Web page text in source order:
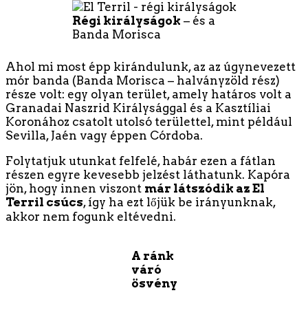
Régi királyságok – és a
Banda Morisca
Ahol mi most épp kirándulunk, az az úgynevezett
mór banda (Banda Morisca – halványzöld rész)
része volt: egy olyan terület, amely határos volt a
Granadai Naszrid Királysággal és a Kasztíliai
Koronához csatolt utolsó területtel, mint például
Sevilla, Jaén vagy éppen Córdoba.
Folytatjuk utunkat felfelé, habár ezen a fátlan
részen egyre kevesebb jelzést láthatunk. Kapóra
jön, hogy innen viszont már látszódik az El
Terril csúcs, így ha ezt lőjük be irányunknak,
akkor nem fogunk eltévedni.
A ránk
váró
ösvény